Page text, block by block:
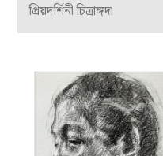
প্রিয়দর্শিনী চিত্রাঙ্গদা